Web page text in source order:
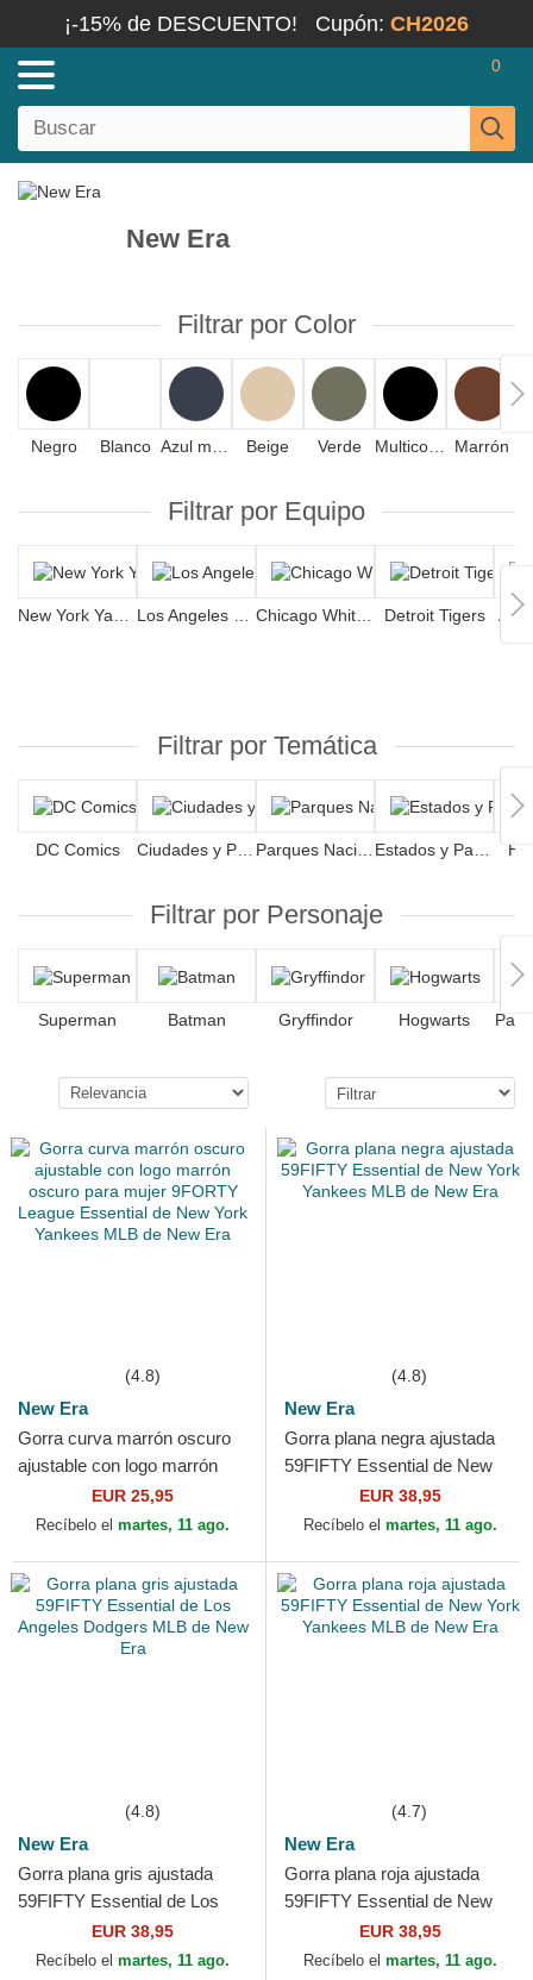
¡-15% de DESCUENTO! Cupón: CH2026
0
New Era
Filtrar por Color
Negro Blanco Beige Verde Marrón
Filtrar por Equipo
New York Yankees Los Angeles Dodgers Chicago White Sox Detroit Tigers
Filtrar por Temática
DC Comics Ciudades y Playas Parques Nacionales Estados y Países
Filtrar por Personaje
Superman Batman Gryffindor Hogwarts
(4.8)
New Era
Gorra curva marrón oscuro
ajustable con logo marrón
oscuro para mujer 9FORTY
League Essential de...
EUR 25,95
Recíbelo el martes, 11 ago.
(4.8)
New Era
Gorra plana negra ajustada
59FIFTY Essential de New
York Yankees MLB de New
Era
EUR 38,95
Recíbelo el martes, 11 ago.
(4.8)
New Era
Gorra plana gris ajustada
59FIFTY Essential de Los
Angeles Dodgers MLB de
New Era
EUR 38,95
Recíbelo el martes, 11 ago.
(4.7)
New Era
Gorra plana roja ajustada
59FIFTY Essential de New
York Yankees MLB de New
Era
EUR 38,95
Recíbelo el martes, 11 ago.